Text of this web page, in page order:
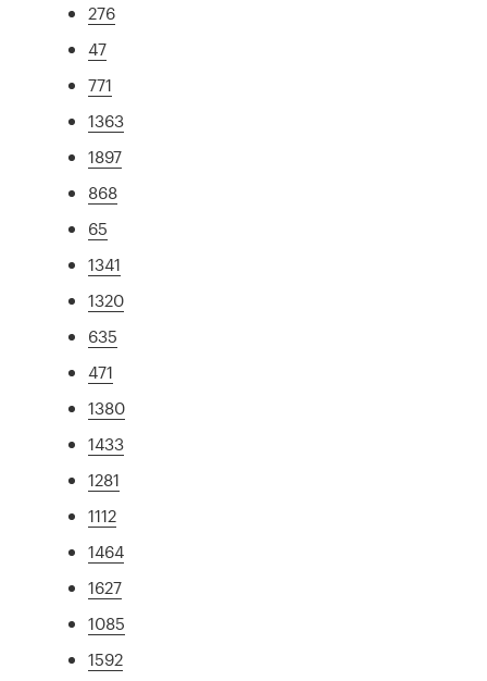
276
47
771
1363
1897
868
65
1341
1320
635
471
1380
1433
1281
1112
1464
1627
1085
1592